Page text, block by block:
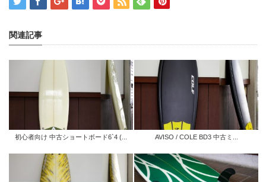
関連記事
初心者向け 中古ショートボード6`4 (... AVISO / COLE BD3 中古ミ...